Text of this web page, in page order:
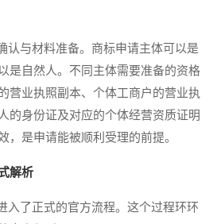
与材料准备。商标申请主体可以是
是自然人。不同主体需要准备的资格
营业执照副本、个体工商户的营业执
的身份证及对应的个体经营资质证明
，是申请能被顺利受理的前提。
解析
了正式的官方流程。这个过程环环